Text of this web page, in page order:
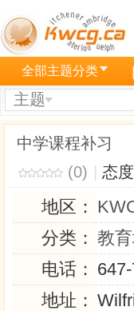
全部主题分类
主题
中学课程补习
(0)
态
地区：
分类： 教育
电话：
地址：